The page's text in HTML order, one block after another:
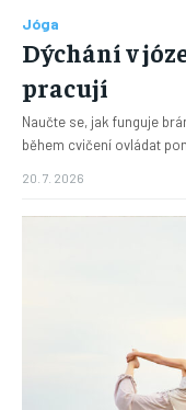
Jóga
Dýchání v
pracují
Naučte se, jak funguje
20. 7. 2026